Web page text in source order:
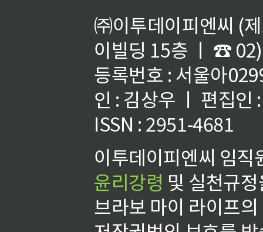
㈜이투데이피엔씨 (
이빌딩 15층 ㅣ ☎
등록번호 : 서울아
인 : 김상우 ㅣ 편집인
ISSN : 2951-4681
이투데이피엔씨 임
윤리강령 및 실천규
브라보 마이 라이프